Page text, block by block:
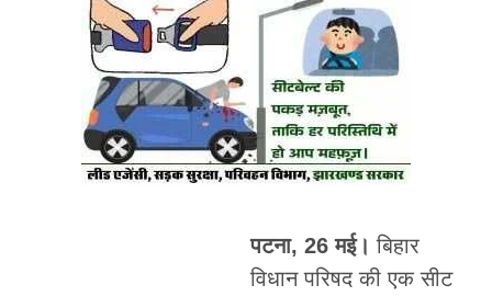
पटना, 26 मई।बिहार
विधान परिषद की एक सीट